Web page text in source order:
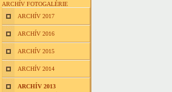
ARCHÍV FOTOGALÉRIE
ARCHÍV 2017
ARCHÍV 2016
ARCHÍV 2015
ARCHÍV 2014
ARCHÍV 2013